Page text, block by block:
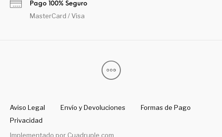
Pago 100% Seguro
MasterCard / Visa
Aviso Legal Envío y Devoluciones
Formas de Pago
Privacidad
Implementado por Cuadruple.com